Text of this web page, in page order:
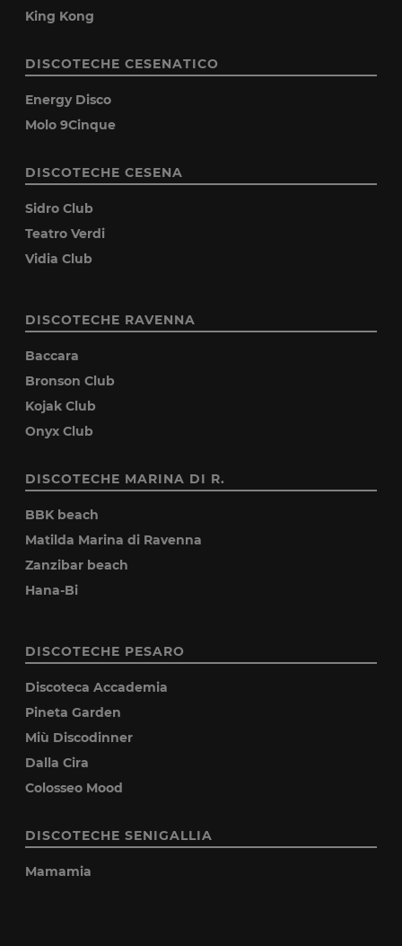
King Kong
DISCOTECHE CESENATICO
Energy Disco
Molo 9Cinque
DISCOTECHE CESENA
Sidro Club
Teatro Verdi
Vidia Club
DISCOTECHE RAVENNA
Baccara
Bronson Club
Kojak Club
Onyx Club
DISCOTECHE MARINA DI R.
BBK beach
Matilda Marina di Ravenna
Zanzibar beach
Hana-Bi
DISCOTECHE PESARO
Discoteca Accademia
Pineta Garden
Miù Discodinner
Dalla Cira
Colosseo Mood
DISCOTECHE SENIGALLIA
Mamamia